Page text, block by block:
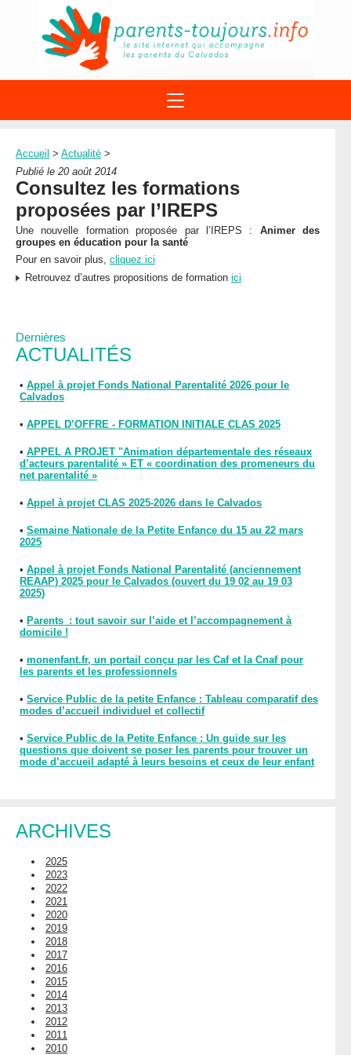
À PROPOS DU REAAP
1ÈRE VISITE
ACTUALITÉ
AGENDA
DISPOSITIFS PARENTALITÉ
SITES INTERNET
NUMÉROS VERTS
LEXIQUE
LETTRES D’INFO
STRUCTURES
DOCUMENTS
FORMATIONS
Dernières
ACTUALITÉS
• Appel à projet Fonds National Parentalité 2026 pour le
Calvados
• APPEL D’OFFRE - FORMATION INITIALE CLAS 2025
• APPEL A PROJET "Animation départementale des réseaux
d’acteurs parentalité » ET « coordination des promeneurs du
net parentalité »
• Appel à projet CLAS 2025-2026 dans le Calvados
• Semaine Nationale de la Petite Enfance du 15 au 22 mars
2025
• Appel à projet Fonds National Parentalité (anciennement
REAAP) 2025 pour le Calvados (ouvert du 19 02 au 19 03
2025)
• Parents : tout savoir sur l’aide et l’accompagnement à
domicile !
• monenfant.fr, un portail conçu par les Caf et la Cnaf pour
les parents et les professionnels
• Service Public de la petite Enfance : Tableau comparatif des
modes d’accueil individuel et collectif
• Service Public de la Petite Enfance : Un guide sur les
questions que doivent se poser les parents pour trouver un
mode d’accueil adapté à leurs besoins et ceux de leur enfant
ARCHIVES
2025
2023
2022
2021
2020
2019
2018
2017
2016
2015
2014
2013
2012
2011
2010
Accueil > Actualité >
Publié le 20 août 2014
Consultez les formations
proposées par l’IREPS
Une nouvelle formation proposée par l’IREPS : Animer des
groupes en éducation pour la santé
Pour en savoir plus, cliquez ici
Retrouvez d’autres propositions de formation ici